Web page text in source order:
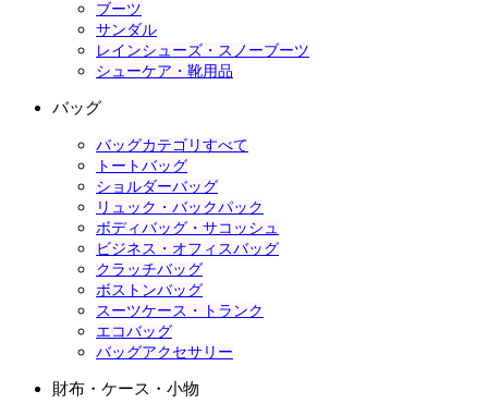
ブーツ
サンダル
レインシューズ・スノーブーツ
シューケア・靴用品
バッグ
バッグカテゴリすべて
トートバッグ
ショルダーバッグ
リュック・バックパック
ボディバッグ・サコッシュ
ビジネス・オフィスバッグ
クラッチバッグ
ボストンバッグ
スーツケース・トランク
エコバッグ
バッグアクセサリー
財布・ケース・小物